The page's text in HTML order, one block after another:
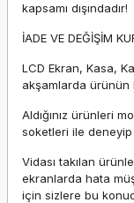
kapsamı dışındadır!
İADE VE DEĞİŞİM
LCD Ekran, Kasa,
akşamlarda ürünün
Aldığınız ürünleri
soketleri ile deneyip
Vidası takılan
ekranlarda hata
için sizlere bu